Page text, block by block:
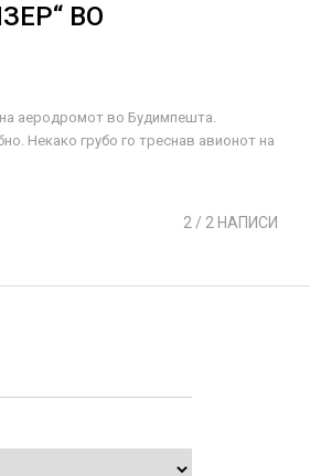
ВО
аеродромот во Будимпешта.
Некако грубо го треснав авионот на
2 / 2 НАПИСИ